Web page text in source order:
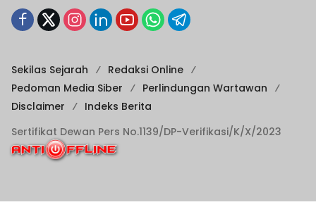
Sekilas Sejarah
Redaksi Online
Pedoman Media Siber
Perlindungan Wartawan
Disclaimer
Indeks Berita
Sertifikat Dewan Pers No.1139/DP-Verifikasi/K/X/2023